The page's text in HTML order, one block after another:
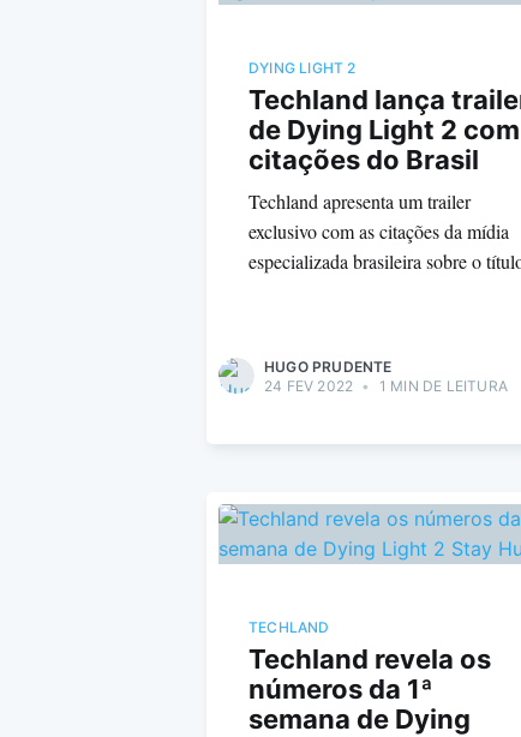
DYING LIGHT 2
Techland lança
de Dying Light 2 com
citações do Brasil
Techland apresenta um trailer
exclusivo com as citações da mídia
especializada brasileira sobre o
HUGO PRUDENTE
24 FEV 2022 • 1 MIN DE LEITURA
TECHLAND
Techland revela os
números da 1ª
semana de Dying